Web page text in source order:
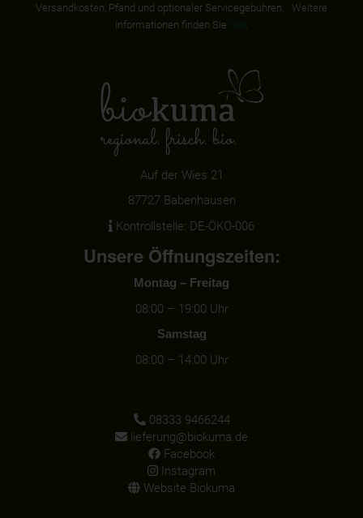
Versandkosten, Pfand und optionaler Servicegebühren. Weitere
Informationen finden Sie
Auf der Wies 21
87727 Babenhausen
Kontrollstelle: DE-ÖKO-006
Unsere Öffnungszeiten:
Montag – Freitag
08:00 – 19:00 Uhr
Samstag
08:00 – 14:00 Uhr
08333 9466244
lieferung@biokuma.de
Facebook
Instagram
Website Biokuma